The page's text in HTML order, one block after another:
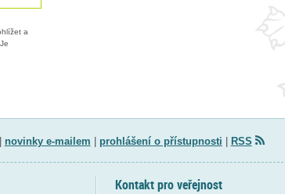
a
novinky e-mailem prohlášení o přístupnosti RSS
Kontakt pro veřejnost